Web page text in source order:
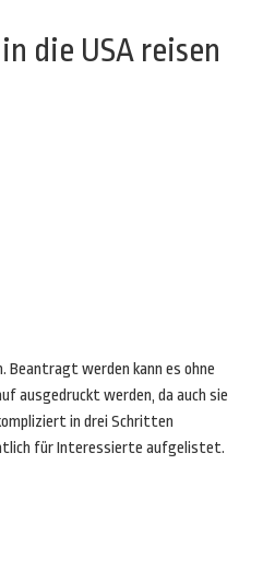
die USA reisen
Beantragt werden kann es ohne
ausgedruckt werden, da auch sie
in drei Schritten
für Interessierte aufgelistet.